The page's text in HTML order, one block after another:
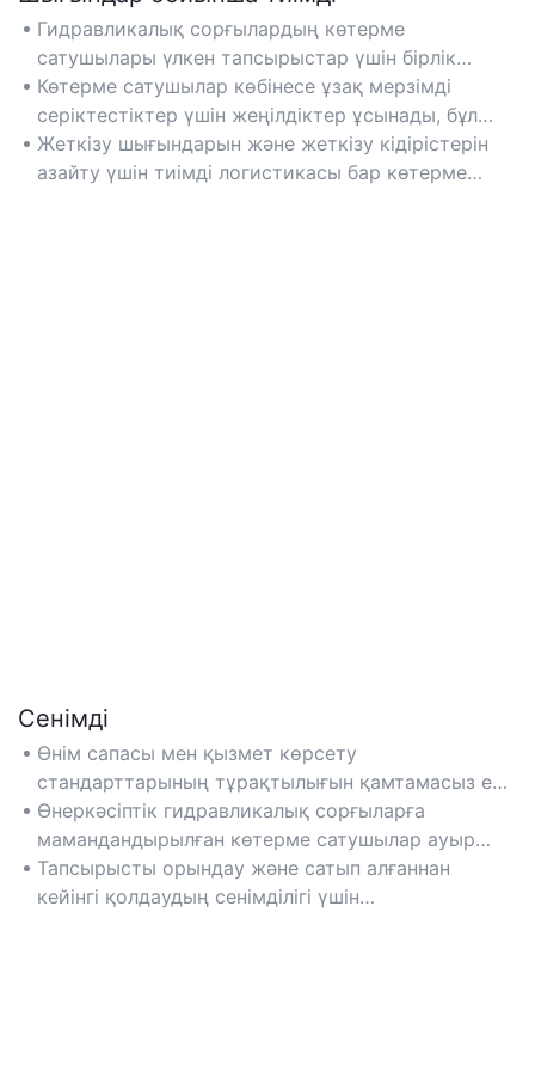
Гидравликалық сорғылардың көтерме
сатушылары үлкен тапсырыстар үшін бірлік
шығындарын азайта отырып, көтерме баға
ұсынады.
Көтерме сатушылар көбінесе ұзақ мерзімді
серіктестіктер үшін жеңілдіктер ұсынады, бұл
жалпы сатып алу шығындарын азайтады.
Жеткізу шығындарын және жеткізу кідірістерін
азайту үшін тиімді логистикасы бар көтерме
Сенімді
Өнім сапасы мен қызмет көрсету
стандарттарының тұрақтылығын қамтамасыз ету
үшін ISO 9001 сияқты сертификаттары бар
көтерме сатушыларды таңдаңыз.
Өнеркәсіптік гидравликалық сорғыларға
мамандандырылған көтерме сатушылар ауыр
жүктемелерде сенімді жұмыс істеуге кепілдік
береді.
Тапсырысты орындау және сатып алғаннан
кейінгі қолдаудың сенімділігі үшін